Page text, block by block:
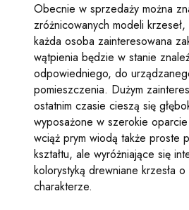
Obecnie w sprzedaży można
zróżnicowanych modeli
każda osoba zainteresowana
wątpienia będzie w stanie
odpowiedniego, do
pomieszczenia. Dużym
ostatnim czasie cieszą się
wyposażone w szerokie oparcie
wciąż prym wiodą także proste
kształtu, ale wyróżniające się
kolorystyką drewniane krzesła
charakterze.